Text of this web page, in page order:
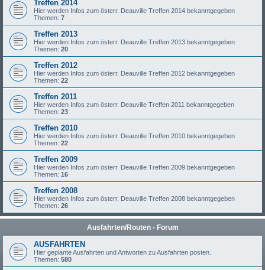
Treffen 2014
Hier werden Infos zum österr. Deauville Treffen 2014 bekanntgegeben
Themen: 7
Treffen 2013
Hier werden Infos zum österr. Deauville Treffen 2013 bekanntgegeben
Themen: 20
Treffen 2012
Hier werden Infos zum österr. Deauville Treffen 2012 bekanntgegeben
Themen: 22
Treffen 2011
Hier werden Infos zum österr. Deauville Treffen 2011 bekanntgegeben
Themen: 23
Treffen 2010
Hier werden Infos zum österr. Deauville Treffen 2010 bekanntgegeben
Themen: 22
Treffen 2009
Hier werden Infos zum österr. Deauville Treffen 2009 bekanntgegeben
Themen: 16
Treffen 2008
Hier werden Infos zum österr. Deauville Treffen 2008 bekanntgegeben
Themen: 26
Ausfahrten/Routen - Forum
AUSFAHRTEN
Hier geplante Ausfahrten und Antworten zu Ausfahrten posten.
Themen: 580